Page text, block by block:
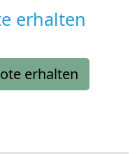
erhalten
erhalten